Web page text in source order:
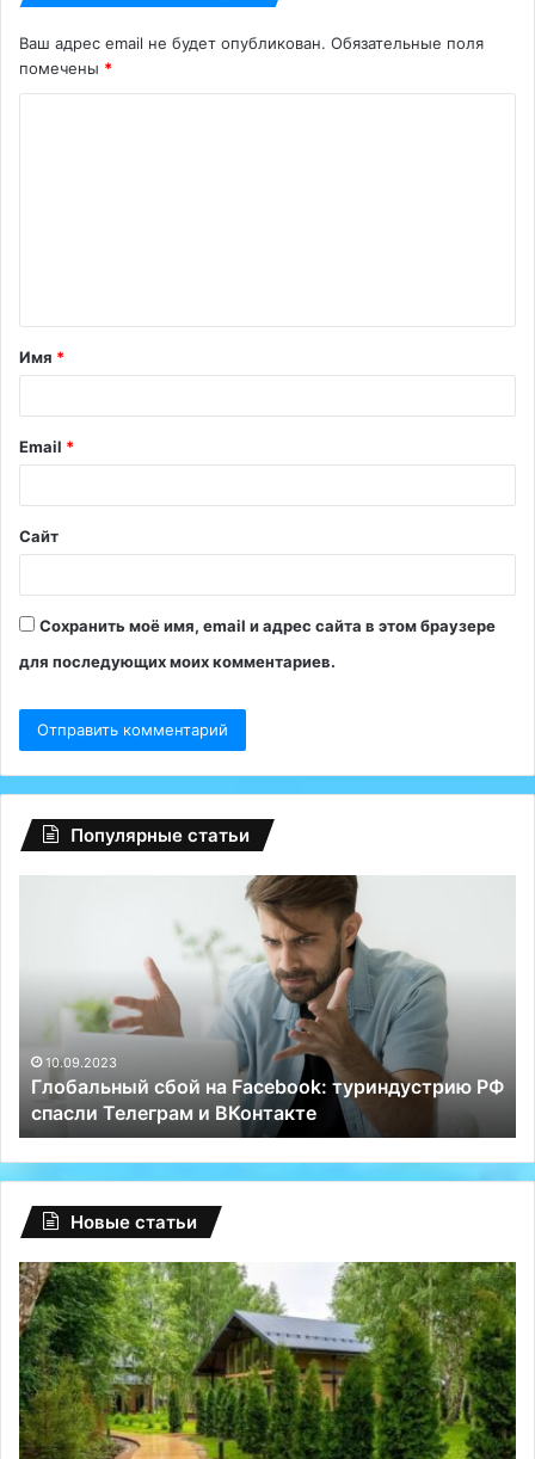
Ваш адрес email не будет опубликован. Обязательные поля
помечены *
т
а
й
*
Имя *
Email *
Сайт
Сохранить моё имя, email и адрес сайта в этом браузере
для последующих моих комментариев.
Популярные статьи
на Facebook: туриндустрию РФ
и ВКонтакте
Россиян
обложат
5-
ти
процентным
«туристическим
налогом»
22.07.2024
Россиян обложат
«туристическим
Новые статьи